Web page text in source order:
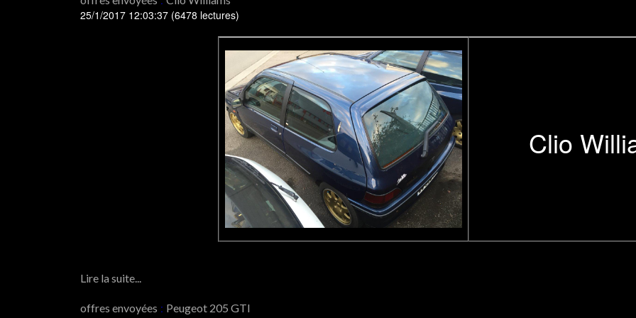
25/1/2017 12:03:37 (6478 lectures)
Clio
Lire la suite...
offres envoyées : Peugeot 205 GTI